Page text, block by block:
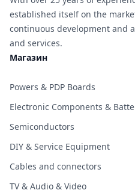
established itself on the
continuous development and
and services.
Магазин
Powers & PDP Boards
Electronic Components &
Semiconductors
DIY & Service Equipment
Cables and connectors
TV & Audio & Video